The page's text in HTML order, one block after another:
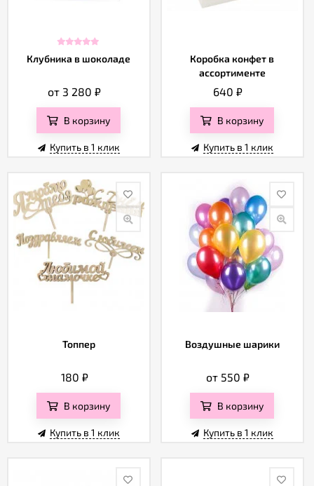
Клубника в шоколаде
от 3 280₽
В корзину
Купить в 1 клик
Коробка конфет в
ассортименте
640₽
В корзину
Купить в 1 клик
Топпер
180 ₽
В корзину
Купить в 1 клик
Воздушные шарики
от 550₽
В корзину
Купить в 1 клик